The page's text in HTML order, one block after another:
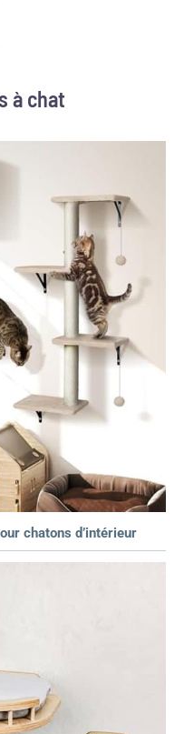
à chat
chatons d’intérieur